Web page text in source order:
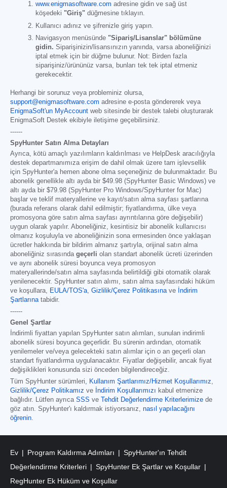
www.enigmasoftware.com adresine gidin ve sağ üst
köşedeki "Giriş" düğmesine tıklayın.
Kullanıcı adınız ve şifrenizle giriş yapın.
Navigasyon menüsünde "Sipariş/Lisanslar" bölümüne
gidin. Siparişinizin/lisansınızın yanında, varsa aboneliğinizi
iptal etmek için bir düğme bulunur. Not: Birden fazla
siparişiniz/ürününüz varsa, bunları tek tek iptal etmeniz
gerekecektir.
Herhangi bir sorunuz veya probleminiz olursa,
support@enigmasoftware.com adresine e-posta göndererek veya
EnigmaSoft'un MyAccount web sitesinde bir destek talebi oluşturarak
EnigmaSoft Destek ekibiyle iletişime geçebilirsiniz.
------
SpyHunter Satın Alma Detayları
Ayrıca, kötü amaçlı yazılımların kaldırılması ve HelpDesk aracılığıyla
destek departmanımıza erişim de dahil olmak üzere tam işlevsellik
için SpyHunter'a hemen abone olma seçeneğiniz de bulunmaktadır. Bu
abonelik genellikle altı ayda bir $49.98 (SpyHunter Basic Windows) ve
altı ayda bir $79.98 (SpyHunter Pro Windows/SpyHunter for Mac)
başlar ve teklif materyallerine ve kayıt/satın alma sayfası şartlarına
(burada referans olarak dahil edilmiştir; fiyatlandırma, ülke veya
promosyona göre satın alma sayfası ayrıntılarına göre değişebilir)
uygun olarak yapılır. Aboneliğiniz, kesintisiz bir abonelik kullanıcısı
olmanız koşuluyla ve aboneliğinizin sona ermesinden önce yaklaşan
ücretler hakkında bir bildirim almanız şartıyla, orijinal satın alma
aboneliğiniz sırasında geçerli olan standart abonelik ücreti üzerinden
ve aynı abonelik süresi boyunca veya promosyon
materyallerinde/satın alma sayfasında belirtildiği gibi otomatik olarak
yenilenecektir. SpyHunter satın alımı, satın alma sayfasındaki hüküm
ve koşullara,
EULA/TOS'a Gizlilik/Çerez Politikasına ve İndirim
Şartlarına tabidir.
------
Genel Şartlar
İndirimli fiyattan yapılan SpyHunter satın alımları, sunulan indirimli
abonelik süresi boyunca geçerlidir. Bu sürenin ardından, otomatik
yenilemeler ve/veya gelecekteki satın alımlar için o an geçerli olan
standart fiyatlandırma uygulanacaktır. Fiyatlar değişebilir, ancak fiyat
değişiklikleri konusunda sizi önceden bilgilendireceğiz.
Tüm SpyHunter sürümleri
Kullanım Şartlarımız/Hizmet Koşullarımız
Gizlilik/Çerez Politikamız ve İndirim Koşullarımızı kabul etmenize
bağlıdır. Lütfen ayrıca SSS ve Tehdit Değerlendirme Kriterlerimize de
göz atın. SpyHunter'ı kaldırmak istiyorsanız, nasıl yapılacağını
öğrenin
Ev Program Kaldırma Adımları
SpyHunter'ın Tehdit
Değerlendirme Kriterleri
SpyHunter Ek Şartlar ve Koşullar
RegHunter Ek Hüküm ve Koşullar